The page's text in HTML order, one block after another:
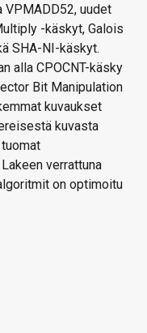
VPMADD52, uudet
-käskyt, Galois
SHA-NI-käskyt.
alla CPOCNT-käsky
Bit Manipulation
kuvaukset
kuvasta
verrattuna
on optimoitu